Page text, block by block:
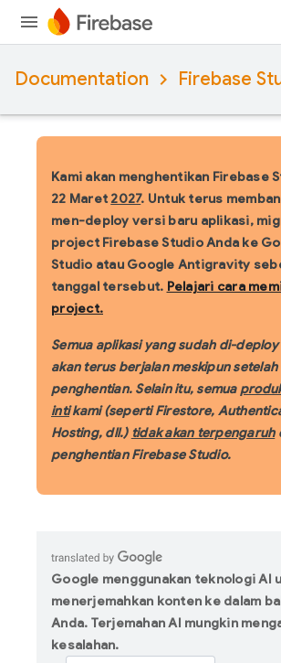
Documentation Firebase
Kami akan menghentikan Firebase
22 Maret 2027. Untuk terus
men-deploy versi baru aplikasi,
project Firebase Studio Anda ke
Studio atau Google Antigravity
tanggal tersebut. Pelajari cara
project.
Semua aplikasi yang sudah di-
akan terus berjalan meskipun
penghentian. Selain itu, semua
intikami (seperti Firestore,
Hosting, dll.) tidak akan terpengaruh
penghentian Firebase Studio.
Google menggunakan teknologi AI
menerjemahkan konten ke dalam
Anda. Terjemahan AI mungkin
kesalahan.